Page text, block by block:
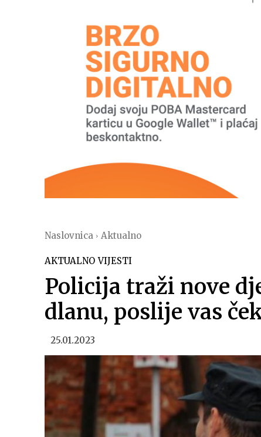
Naslovnica Aktualno
AKTUALNO VIJESTI
Policija traži nove
dlanu, poslije vas
25.01.2023